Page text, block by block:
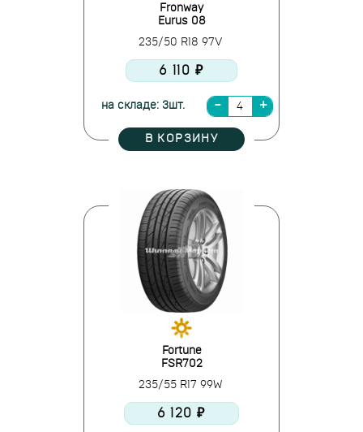
Fronway
Eurus 08
235/50 R18 97V
6 110 ₽
на складе: 3шт.
В КОРЗИНУ
Fortune
FSR702
235/55 R17 99W
6 120 ₽